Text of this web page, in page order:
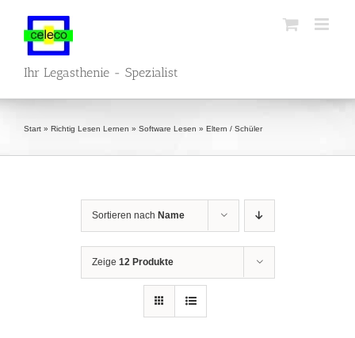
springen
Ihr Legasthenie - Spezialist
Start » Richtig Lesen Lernen » Software Lesen » Eltern / Schüler
Sortieren nach Name
Zeige 12 Produkte